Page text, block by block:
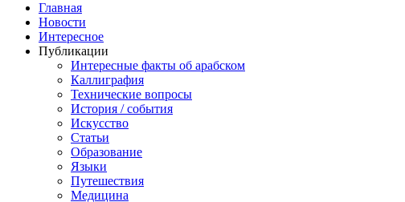
Главная
Новости
Интересное
Публикации
Интересные факты об арабском
Каллиграфия
Технические вопросы
История / события
Искусство
Статьи
Образование
Языки
Путешествия
Медицина